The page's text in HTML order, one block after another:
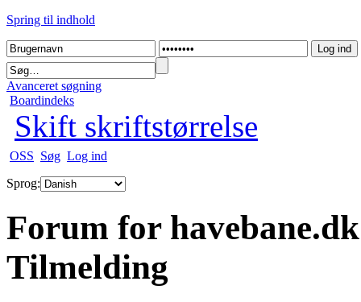
Spring til indhold
Avanceret søgning
Boardindeks
Skift skriftstørrelse
OSS Søg Log ind
Sprog:
Forum for
Tilmelding